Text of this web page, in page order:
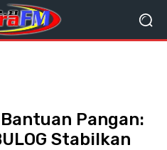
Pangan:
Stabilkan